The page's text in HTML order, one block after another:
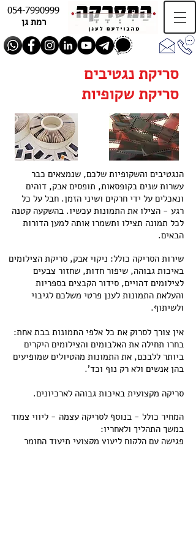
054-7990999
רמת גן
סריקת נגטיבים
סריקת שקופיות
הנגטיבים והשקופיות שלכם, שנמצאים כבר
עשרות שנים בקופסאות, תופסים אבק, דוהים
ונאכלים על ידי חרקים ושיני הזמן. חבל על כל
רגע - הצילו את התמונות עכשיו. בהשקעה קטנה
לכל תמונה תצילו ותשמרו אותה למען הדורות
הבאים.
שירות הסריקה כולל: ניקוי אבק, סריקת הצילומים
באיכות גבוהה, שיפור חדות, שחזור צבעים
לצילומים דהויים, סידור הקבצים בספריות
והעלאת התמונות לענן פרטי משלכם לגיבוי
ולשיתוף.
אין צורך לסרוק את כל אלפי התמונות בבת אחת:
בחרו תחילה את האלבומים והצילומים היקרים
ביותר ללבכם, את התמונות מהטיולים שמופיעים
בהן אנשים ולא רק נוף וכד'.
סריקה מקצועית באיכות גבוהה לארכיונים.
המחיר כולל - בנוסף לסריקה עצמה - ליווי צמוד
במשך התהליך ולאחריו:
פגישה עם הלקוח ליעוץ מקצועי תיעוד החומר